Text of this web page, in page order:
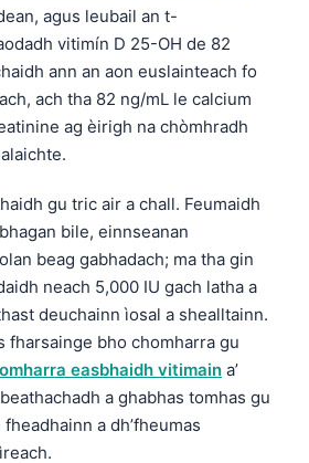
agus leubail an t-
vitimín D 25-OH de 82
ann an aon euslainteach fo
ach tha 82 ng/mL le calcium
ag èirigh na chòmhradh
gu tric air a chall. Feumaidh
bile, einnseanan
beag gabhadach; ma tha gin
neach 5,000 IU gach latha a
deuchainn ìosal a shealltainn.
fharsainge bho chomharra gu
easbhaidh vitimain a’
a ghabhas tomhas gu
a dh’fheumas